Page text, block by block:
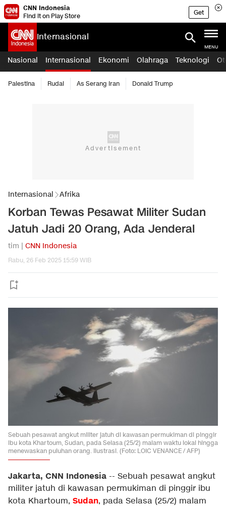
CNN Indonesia
Find it on Play Store
Get
Internasional
MENU
Nasional Internasional Ekonomi Olahraga Teknologi
Palestina Rudal As Serang Iran Donald Trump
Internasional Afrika
Korban Tewas Pesawat Militer Sudan
Jatuh Jadi 20 Orang, Ada Jenderal
tim | CNN Indonesia
Rabu, 26 Feb 2025 15:59 WIB
Sebuah pesawat angkut militer jatuh di kawasan permukiman di pinggir
ibu kota Khartoum, Sudan, pada Selasa (25/2) malam waktu lokal hingga
menewaskan puluhan orang. Ilustrasi. (Foto: LOIC VENANCE / AFP)
Jakarta, CNN Indonesia -- Sebuah pesawat angkut
militer jatuh di kawasan permukiman di pinggir ibu
kota Khartoum, Sudan, pada Selasa (25/2) malam